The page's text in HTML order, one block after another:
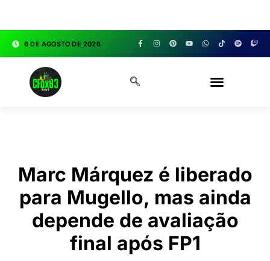
6 DE AGOSTO DE 2026
Marc Márquez é liberado
para Mugello, mas ainda
depende de avaliação
final após FP1